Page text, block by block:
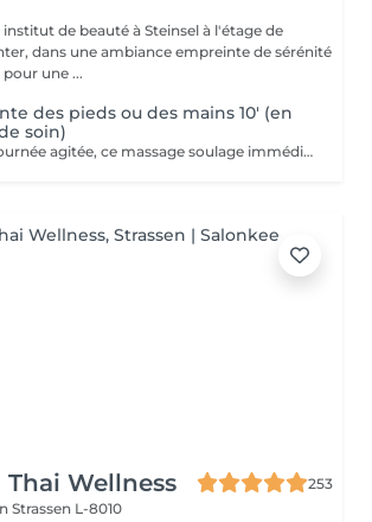
de beauté à Steinsel à l'étage de
dans une ambiance empreinte de sérénité
une ...
des pieds ou des mains 10' (en
soin)
Idéal après une journée agitée, ce massage soulage immédiatement vos pieds. Pourquoi ne pas profiter d'un massage des pieds pendant votre pose masque? Uniquement en complément d'un soin du visage.
Wellness
253
Strassen L-8010